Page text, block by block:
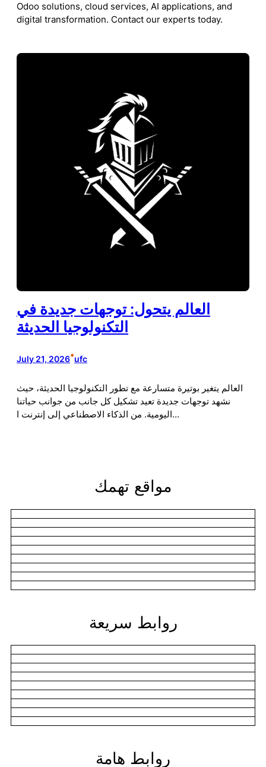
Odoo solutions, cloud services, AI applications, and
digital transformation. Contact our experts today.
العالم يتحول: توجهات جديدة في
التكنولوجيا الحديثة
July 21, 2026•ufc
العالم يتغير بوتيرة متسارعة مع تطور التكنولوجيا الحديثة، حيث
نشهد توجهات جديدة تعيد تشكيل كل جانب من جوانب حياتنا
اليومية. من الذكاء الاصطناعي إلى إنترنت ا…
مواقع تهمك
روابط سريعة
روابط هامة